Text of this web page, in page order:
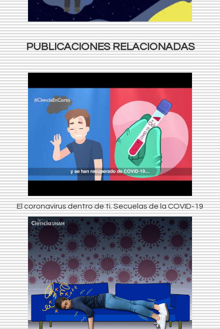
PUBLICACIONES RELACIONADAS
El coronavirus dentro de ti. Secuelas de la COVID-19